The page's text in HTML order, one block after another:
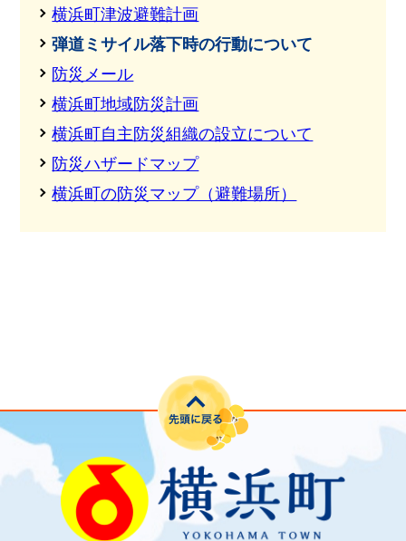
横浜町津波避難計画
弾道ミサイル落下時の行動について
防災メール
横浜町地域防災計画
横浜町自主防災組織の設立について
防災ハザードマップ
横浜町の防災マップ（避難場所）